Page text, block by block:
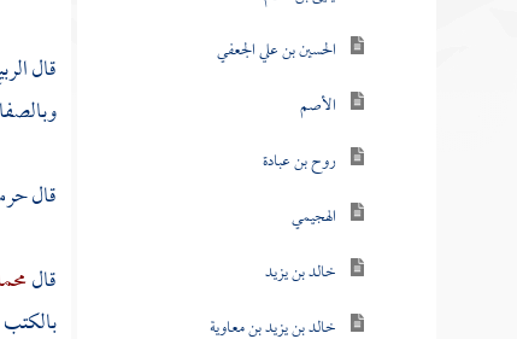
الحسين بن علي الجعفي
الأصم
روح بن عبادة
الهجيمي
خالد بن يزيد
خالد بن يزيد بن معاوية
قال
وبالصفا
قال
قال